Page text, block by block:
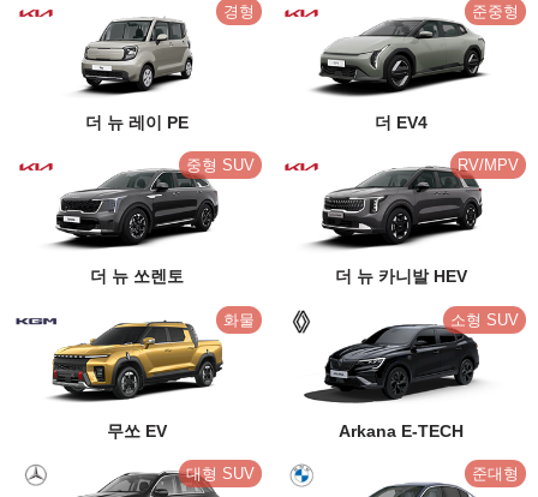
경형
더 뉴 레이 PE
준중형
더 EV4
중형 SUV
더 뉴 쏘렌토
RV/MPV
더 뉴 카니발 HEV
화물
무쏘 EV
소형 SUV
Arkana E-TECH
대형 SUV 준대형